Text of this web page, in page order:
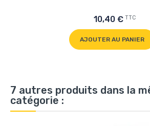
10,40 € TTC
AJOUTER AU PANIER
7 autres produits dans la
catégorie :